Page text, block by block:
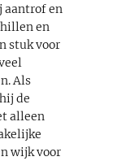
aantrof en
en
stuk voor
Als
de
alleen
wijk voor